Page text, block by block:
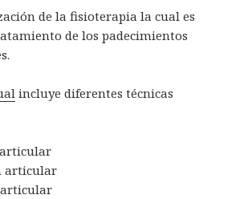
de la fisioterapia la cual es
de los padecimientos
incluye diferentes técnicas
articular